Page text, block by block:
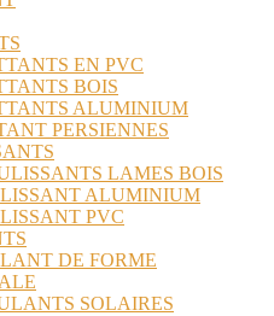
EN PVC
BOIS
ALUMINIUM
PERSIENNES
LAMES BOIS
ALUMINIUM
PVC
DE FORME
SOLAIRES